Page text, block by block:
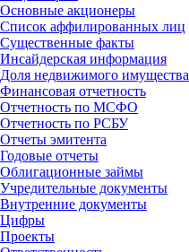
Основные акционеры
Список аффилированных лиц
Существенные факты
Инсайдерская информация
Доля недвижимого имущества
Финансовая отчетность
Отчетность по МСФО
Отчетность по РСБУ
Отчеты эмитента
Годовые отчеты
Облигационные займы
Учредительные документы
Внутренние документы
Цифры
Проекты